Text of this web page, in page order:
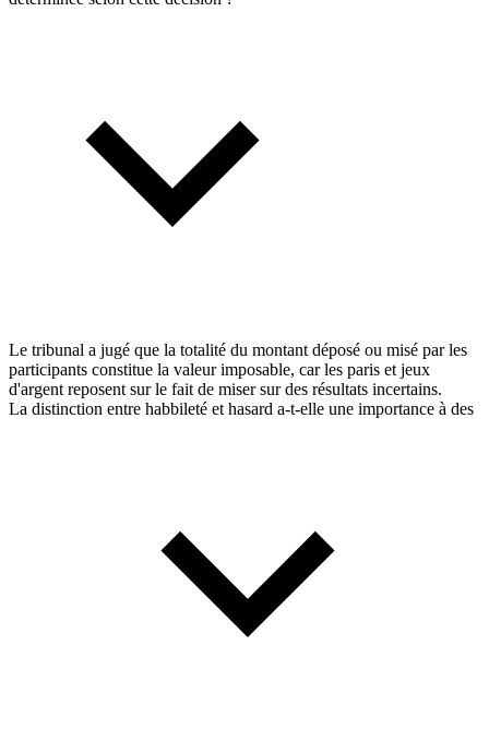
Le tribunal a jugé que la totalité du montant déposé ou misé par les
participants constitue la valeur imposable, car les paris et jeux
d'argent reposent sur le fait de miser sur des résultats incertains.
La distinction entre habbileté et hasard a-t-elle une importance à des